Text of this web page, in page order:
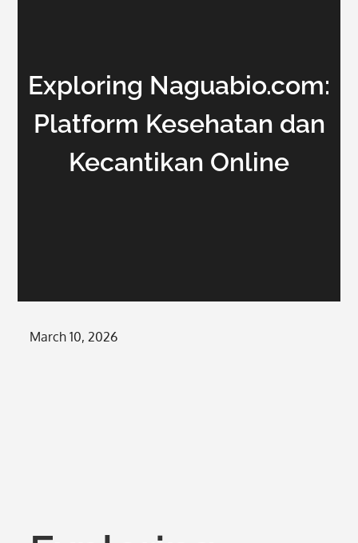
Exploring Naguabio.com:
Platform Kesehatan dan
Kecantikan Online
Posted
March 10, 2026